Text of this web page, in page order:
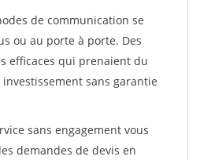
de communication se
ou au porte à porte. Des
efficaces qui prenaient du
sans garantie
sans engagement vous
demandes de devis en